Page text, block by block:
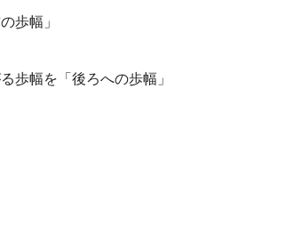
歩幅」
歩幅を「後ろへの歩幅」